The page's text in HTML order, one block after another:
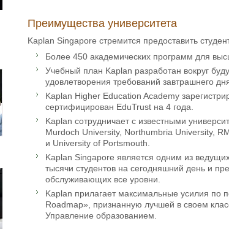
Преимущества университета
Kaplan Singapore стремится предоставить
Более 450 академических программ для
Учебный план Kaplan разработан вокруг
удовлетворения требований завтрашнего
Kaplan Higher Education Academy
сертифицирован EduTrust на 4 года.
Kaplan сотрудничает с известными
Murdoch University, Northumbria University,
и University of Portsmouth.
Kaplan Singapore является одним из
тысячи студентов на сегодняшний день и
обслуживающих все уровни.
Kaplan прилагает максимальные усилия по
Roadmap», признанную лучшей в своем
Управление образованием.